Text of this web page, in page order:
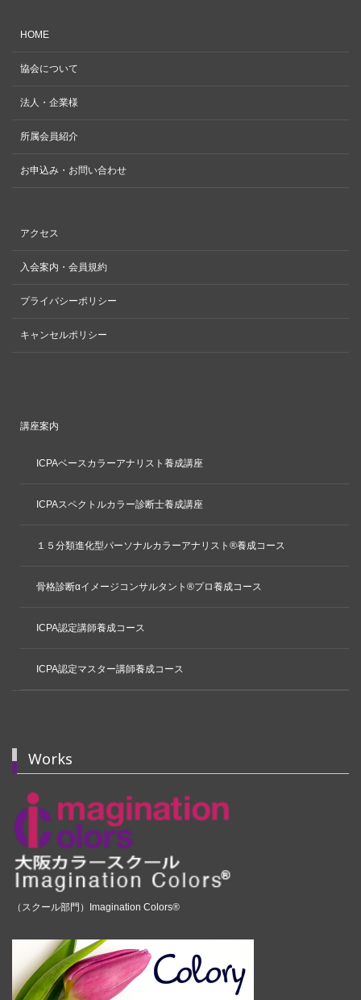
HOME
協会について
法人・企業様
所属会員紹介
お申込み・お問い合わせ
アクセス
入会案内・会員規約
プライバシーポリシー
キャンセルポリシー
講座案内
ICPAベースカラーアナリスト養成講座
ICPAスペクトルカラー診断士養成講座
１５分類進化型パーソナルカラーアナリスト®養成コース
骨格診断αイメージコンサルタント®プロ養成コース
ICPA認定講師養成コース
ICPA認定マスター講師養成コース
Works
（スクール部門）Imagination Colors®